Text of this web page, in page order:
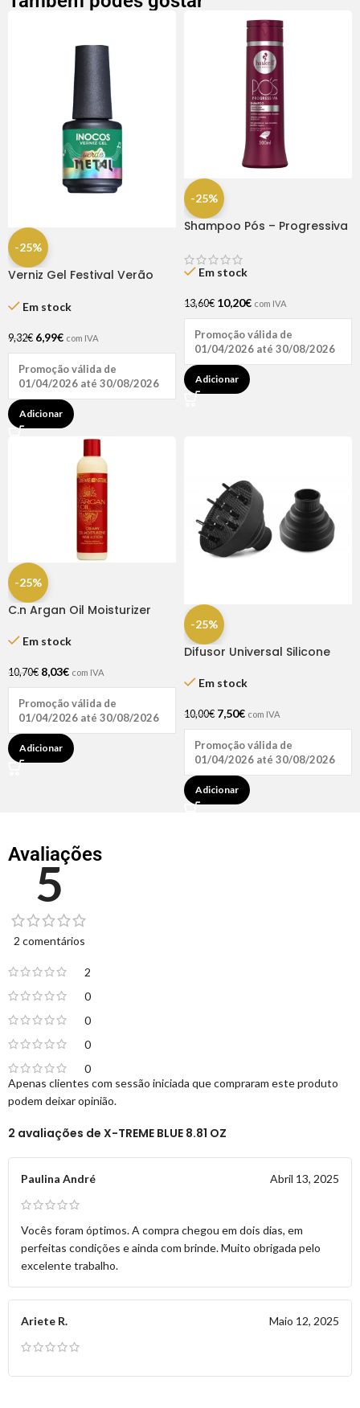
-25%
Verniz Gel Festival Verão
Em stock
9,32€ 6,99€ com IVA
Promoção válida de
01/04/2026 até 30/08/2026
Adicionar
-25%
Shampoo Pós – Progressiva
Em stock
13,60€ 10,20€ com IVA
Promoção válida de
01/04/2026 até 30/08/2026
Adicionar
-25%
C.n Argan Oil Moisturizer
Em stock
10,70€ 8,03€ com IVA
Promoção válida de
01/04/2026 até 30/08/2026
Adicionar
-25%
Difusor Universal Silicone
Em stock
10,00€ 7,50€ com IVA
Promoção válida de
01/04/2026 até 30/08/2026
Adicionar
Avaliações
5
2 comentários
2
0
0
0
0
2 avaliações de X-TREME BLUE 8.81 OZ
Paulina André Abril 13, 2025
Vocês foram óptimos. A compra chegou em dois dias, em
perfeitas condições e ainda com brinde. Muito obrigada pelo
excelente trabalho.
Ariete R. Maio 12, 2025
Apenas clientes com sessão iniciada que compraram este produto
podem deixar opinião.